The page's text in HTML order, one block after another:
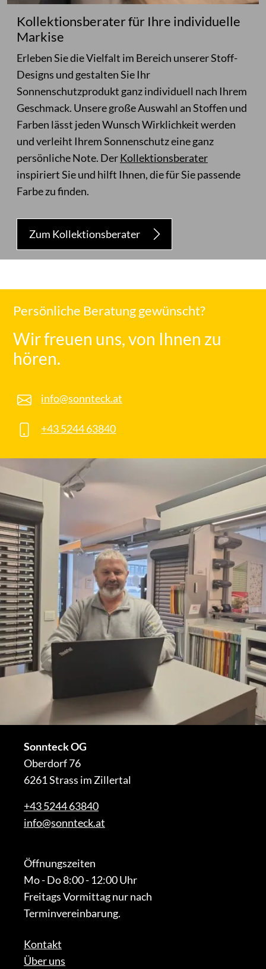
Kollektionsberater für Ihre individuelle
Markise
Erleben Sie die Vielfalt im Bereich unserer Stoff-
Designs und gestalten Sie Ihr
Sonnenschutzprodukt ganz individuell nach Ihrem
Geschmack. Unsere große Auswahl an Stoffen und
Farben lässt jeden Wunsch Wirklichkeit werden
und verleiht Ihrem Sonnenschutz eine ganz
persönliche Note. DerKollektionsberater
inspiriert Sie und hilft Ihnen, die für Sie passende
Farbe zu finden.
Zum Kollektionsberater
Persönliche Beratung gewünscht?
Wir freuen uns, von Ihnen zu
hören.
info@sonnteck.at
+43 5244 63840
Sonnteck OG
Oberdorf 76
6261 Strass im Zillertal
+43 5244 63840
info@sonnteck.at
Öffnungszeiten
Mo - Do 8:00 - 12:00 Uhr
Freitags Vormittag nur nach
Terminvereinbarung.
Kontakt
Über uns